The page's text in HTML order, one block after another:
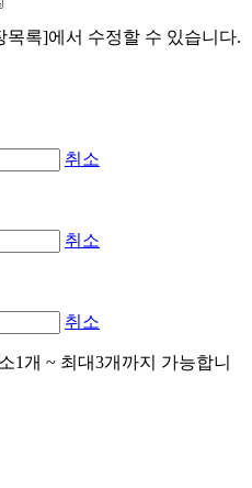
목록]에서 수정할 수 있습니다.
취소
취소
취소
1개 ~ 최대3개까지 가능합니